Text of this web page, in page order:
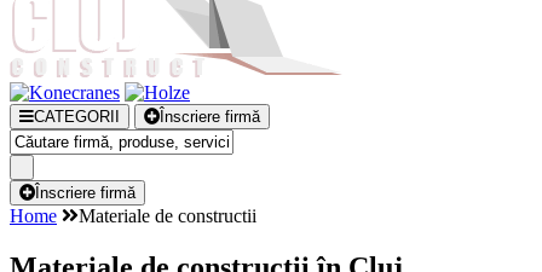
CATEGORII Înscriere firmă
Înscriere firmă
Home Materiale de constructii